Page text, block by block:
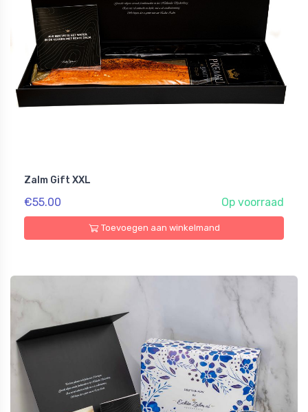
Zalm Gift XXL
€55.00 Op voorraad
Toevoegen aan winkelmand